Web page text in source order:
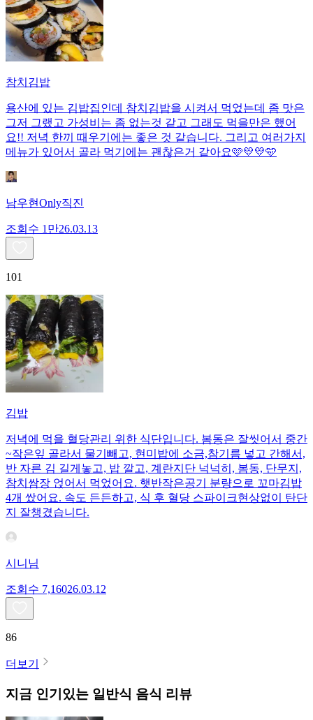
참치김밥
용산에 있는 김밥집인데 참치김밥을 시켜서 먹었는데 좀 맛은
그저 그랬고 가성비는 좀 없는것 같고 그래도 먹을만은 했어
요!! 저녁 한끼 때우기에는 좋은 것 같습니다. 그리고 여러가지
메뉴가 있어서 골라 먹기에는 괜찮은거 같아요🩷💛💛🩵
남우현Only직진
조회수 1만26.03.13
101
김밥
저녁에 먹을 혈당관리 위한 식단입니다. 봄동은 잘씻어서 중간
~작은잎 골라서 물기빼고, 현미밥에 소금,참기름 넣고 간해서,
반 자른 김 길게놓고, 밥 깔고, 계란지단 넉넉히, 봄동, 단무지,
참치쌈장 얹어서 먹었어요. 햇반작은공기 분량으로 꼬마김밥
4개 쌌어요. 속도 든든하고, 식 후 혈당 스파이크현상없이 탄단
지 잘챙겼습니다.
시니님
조회수 7,16026.03.12
86
더보기
지금 인기있는 일반식 음식 리뷰